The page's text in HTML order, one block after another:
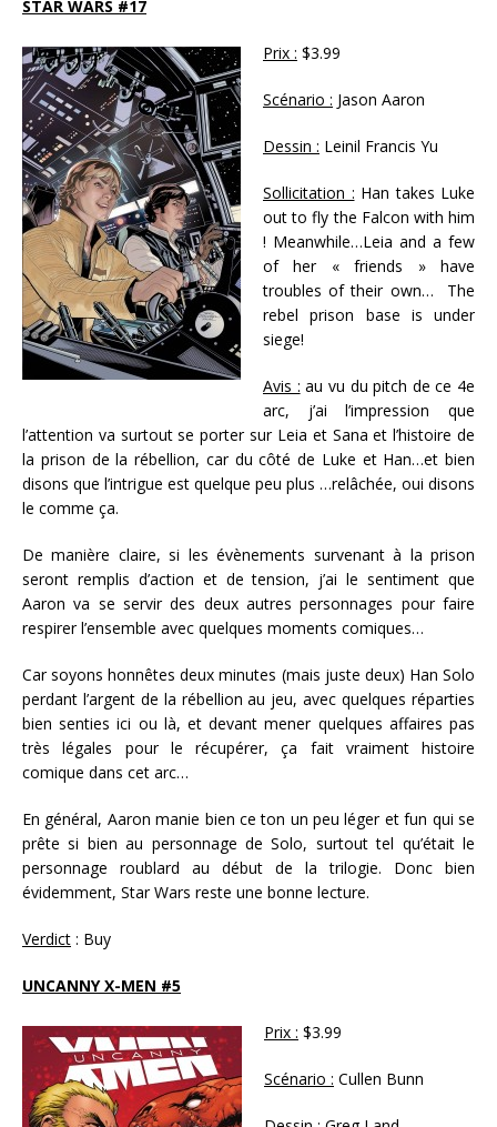
STAR WARS #17
Prix : $3.99
Scénario : Jason Aaron
Dessin : Leinil Francis Yu
Sollicitation : Han takes Luke
out to fly the Falcon with him
! Meanwhile…Leia and a few
of her « friends » have
troubles of their own… The
rebel prison base is under
siege!
Avis : au vu du pitch de ce 4e
arc, j’ai l’impression que
l’attention va surtout se porter sur Leia et Sana et l’histoire de
la prison de la rébellion, car du côté de Luke et Han…et bien
disons que l’intrigue est quelque peu plus …relâchée, oui disons
le comme ça.
De manière claire, si les évènements survenant à la prison
seront remplis d’action et de tension, j’ai le sentiment que
Aaron va se servir des deux autres personnages pour faire
respirer l’ensemble avec quelques moments comiques…
Car soyons honnêtes deux minutes (mais juste deux) Han Solo
perdant l’argent de la rébellion au jeu, avec quelques réparties
bien senties ici ou là, et devant mener quelques affaires pas
très légales pour le récupérer, ça fait vraiment histoire
comique dans cet arc…
En général, Aaron manie bien ce ton un peu léger et fun qui se
prête si bien au personnage de Solo, surtout tel qu’était le
personnage roublard au début de la trilogie. Donc bien
évidemment, Star Wars reste une bonne lecture.
Verdict : Buy
UNCANNY X-MEN #5
Prix : $3.99
Scénario : Cullen Bunn